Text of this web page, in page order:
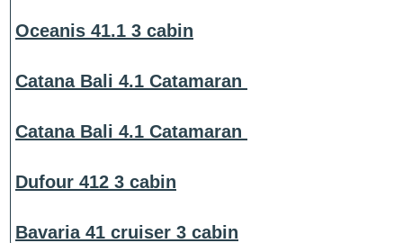
Oceanis 41.1 3 cabin
Catana Bali 4.1 Catamaran
Catana Bali 4.1 Catamaran
Dufour 412 3 cabin
Bavaria 41 cruiser 3 cabin